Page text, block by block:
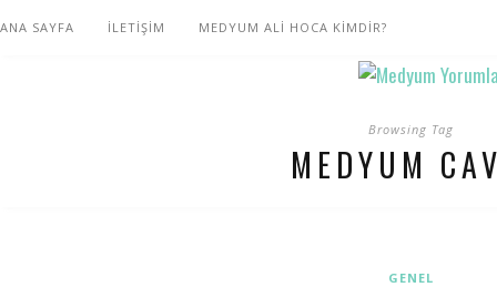
ANA SAYFA İLETİŞİM MEDYUM ALİ HOCA KİMDİR?
Browsing Tag
MEDYUM
GENEL